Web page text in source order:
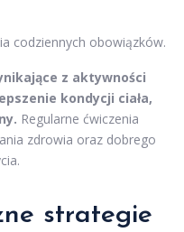
codziennych obowiązków.
z aktywności
kondycji ciała,
Regularne ćwiczenia
zdrowia oraz dobrego
strategie